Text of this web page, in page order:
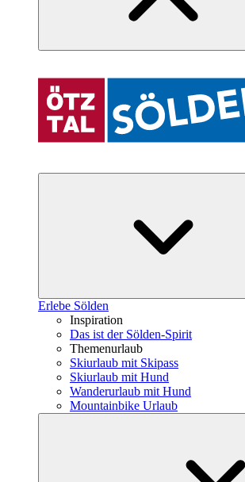
Erlebe Sölden
Inspiration
Das ist der Sölden-Spirit
Themenurlaub
Skiurlaub mit Skipass
Skiurlaub mit Hund
Wanderurlaub mit Hund
Mountainbike Urlaub